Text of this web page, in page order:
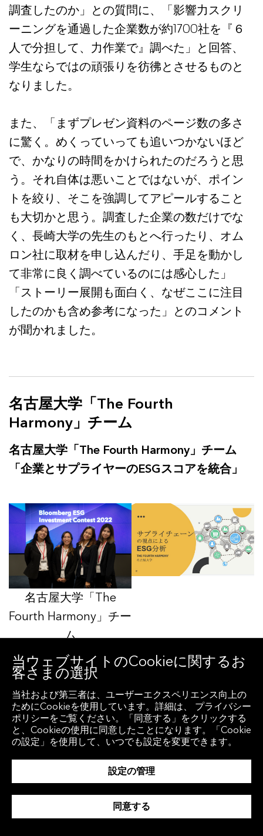
調査したのか」との質問に、「影響力スクリ
ーニングを通過した企業数が約1700社を『６
人で分担して、力作業で』調べた」と回答、
学生ならではの頑張りを彷彿とさせるものと
なりました。
また、「まずプレゼン資料のページ数の多さ
に驚く。めくっていっても追いつかないほど
で、かなりの時間をかけられたのだろうと思
う。それ自体は悪いことではないが、ポイン
トを絞り、そこを強調してアピールすること
も大切かと思う。調査した企業の数だけでな
く、長崎大学の先生のもとへ行ったり、オム
ロン社に取材を申し込んだり、手足を動かし
て非常に良く調べているのには感心した」
「ストーリー展開も面白く、なぜここに注目
したのかも含め参考になった」とのコメント
が聞かれました。
名古屋大学「The Fourth
Harmony」チーム
名古屋大学「The Fourth Harmony」チーム
「企業とサプライヤーのESGスコアを統合」
名古屋大学「The
Fourth Harmony」チー
ム
名古屋大学「The Fourth Harmony」チーム
「サプライチェーンの視点によるESG分析」
は、ファイナンスを駆使したESGの表現が大変
再現性の高いものとなりました。一社へのポ
摘されたものの、「必ずしもESGスコアの高い
わけではない」という発見については鋭い洞
当ウェブサイトのCookieに関するお
客さまの選択
当社および第三者は、ユーザーエクスペリエンス向上の
ためにCookieを使用しています。詳細は、 プライバシー
ポリシーをご覧ください。「同意する」をクリックする
と、Cookieの使用に同意したことになります。「Cookie
の設定」を使用して、いつでも設定を変更できます。
設定の管理
同意する